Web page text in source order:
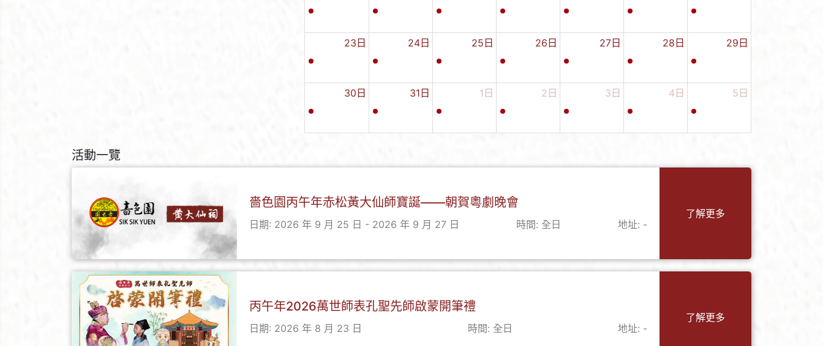
23日 24日 25日 26日 27日 28日 29日
30日 31日 1日 2日 3日 4日 5日
活動一覽
嗇色園丙午年赤松黃大仙師寶誕——朝賀粵劇晚會
日期: 2026 年 9 月 25 日 - 2026 年 9 月 27 日 時間: 全日 地址: -
了解更多
丙午年2026萬世師表孔聖先師啟蒙開筆禮
日期: 2026 年 8 月 23 日 時間: 全日 地址: -
了解更多